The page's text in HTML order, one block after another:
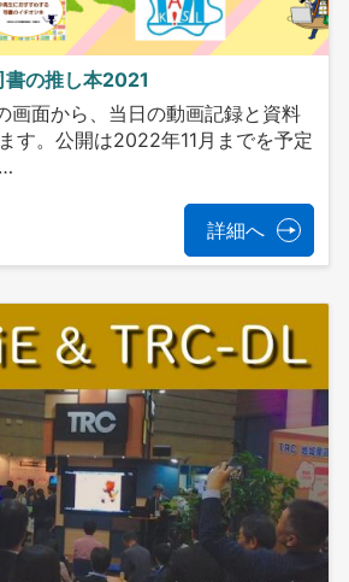
の推し本2021
面から、当日の動画記録と資料
す。公開は2022年11月までを予定
詳細へ